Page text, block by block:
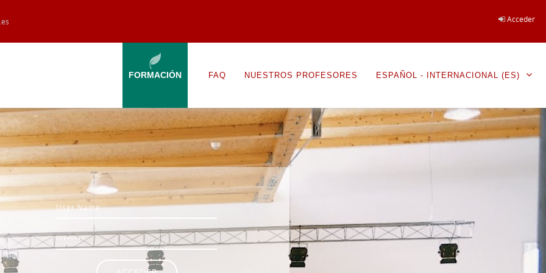
Acceder
FORMACIÓN FAQ NUESTROS PROFESORES ESPAÑOL - INTERNACIONAL ‎(ES)‎
Nombre de usuario
Contraseña